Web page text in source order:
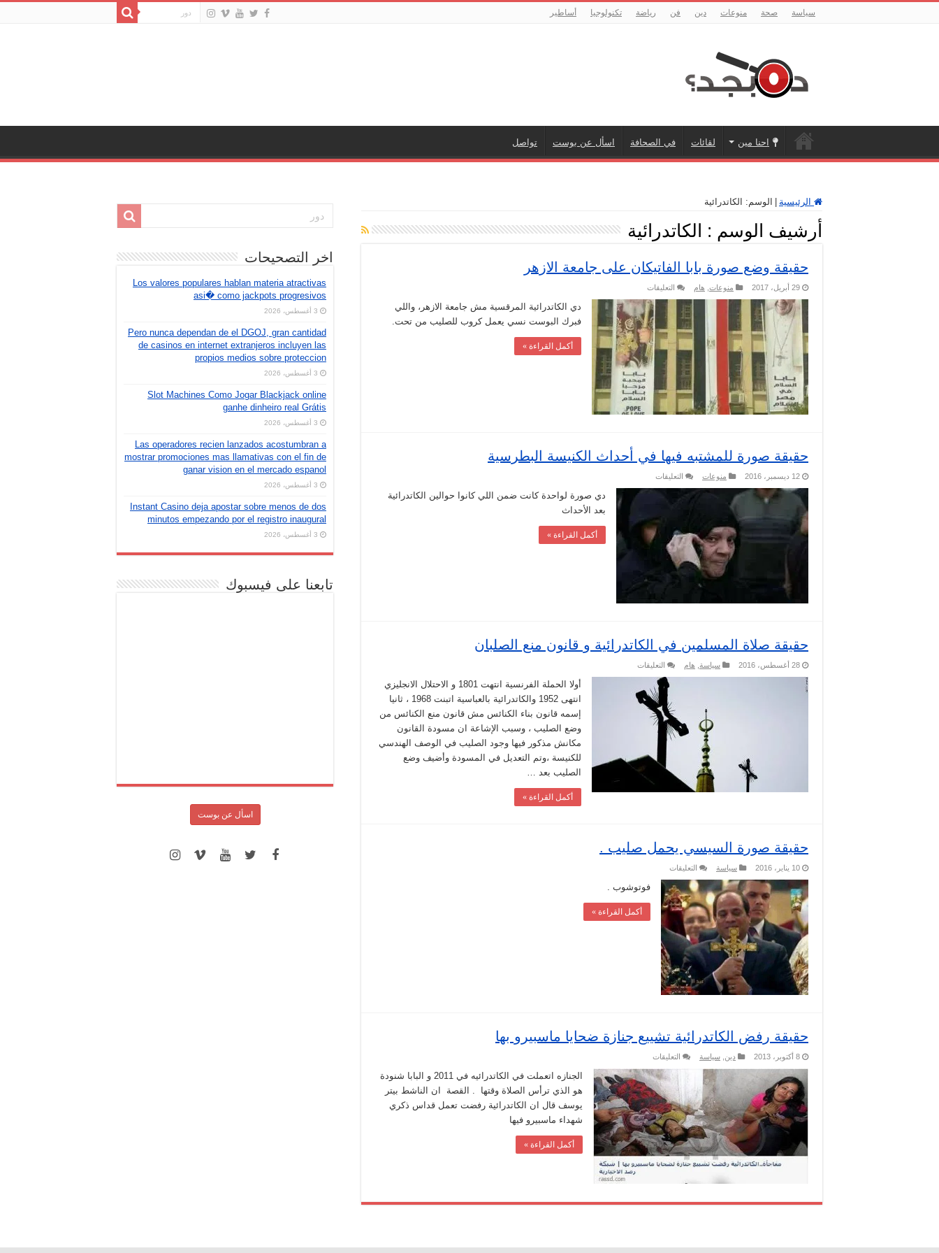
سياسة صحة منوعات دين فن رياضة تكنولوجيا أساطير
احنا مين لقائات في الصحافة اسأل عن بوست تواصل
الرئيسية الوسم: الكاتدرائية
أرشيف الوسم : الكاتدرائية
حقيقة وضع صورة بابا الفاتيكان على جامعة الازهر
29 أبريل، 2017 منوعات هام التعليقات
وضع
صورة
بابا
الفاتيكان
على
جامعة
الازهر
مغلقة
دي الكاتدرائية المرقسية مش جامعة الازهر، واللي
فبرك البوست نسي يعمل كروب للصليب من تحت.
أكمل القراءة »
حقيقة صورة للمشتبه فيها في أحداث الكنيسة البطرسية
12 ديسمبر، 2016 منوعات التعليقات
صورة
للمشتبه
في
أحداث
الكنيسة
دي صورة لواحدة كانت ضمن اللي كانوا حوالين الكاتدرائية
بعد الأحداث
أكمل القراءة »
حقيقة صلاة المسلمين في الكاتدرائية و قانون منع الصلبان
28 أغسطس، 2016 سياسة هام التعليقات
المسلمين
في
مغلقة
أولا الحملة الفرنسية انتهت 1801 و الاحتلال الانجليزي
انتهى 1952 والكاتدرائية بالعباسية اتبنت 1968 ، ثانيا
إسمه قانون بناء الكنائس مش قانون منع الكنائس من
وضع الصليب ، وسبب الإشاعة ان مسودة القانون
مكانش مذكور فيها وجود الصليب في الوصف الهندسي
للكنيسة ،وتم التعديل في المسودة وأضيف وضع
الصليب بعد …
أكمل القراءة »
حقيقة صورة السيسي يحمل صليب .
10 يناير، 2016 سياسة التعليقات
صورة
السيسي
يحمل
صليب
مغلقة
فوتوشوب .
أكمل القراءة »
حقيقة رفض الكاتدرائية تشييع جنازة ضحايا ماسبيرو بها
8 أكتوبر، 2013 دين سياسة التعليقات
رفض
الكاتدرائية
تشييع
جنازة
ضحايا
ماسبيرو
بها
مغلقة
الجنازه اتعملت في الكاتدرائيه في 2011 و البابا شنودة
هو الذي ترأس الصلاة وقتها . القصة ان الناشط بيتر
يوسف قال ان الكاتدرائية رفضت تعمل قداس ذكري
شهداء ماسبيرو فيها
أكمل القراءة »
اخر التصحيحات
Los valores populares hablan materia atractivas
asi� como jackpots progresivos
3 أغسطس، 2026
Pero nunca dependan de el DGOJ, gran cantidad
de casinos en internet extranjeros incluyen las
propios medios sobre proteccion
3 أغسطس، 2026
Slot Machines Como Jogar Blackjack online
ganhe dinheiro real Grátis
3 أغسطس، 2026
Las operadores recien lanzados acostumbran a
mostrar promociones mas llamativas con el fin de
ganar vision en el mercado espanol
3 أغسطس، 2026
Instant Casino deja apostar sobre menos de dos
minutos empezando por el registro inaugural
3 أغسطس، 2026
تابعنا على فيسبوك
اسأل عن بوست